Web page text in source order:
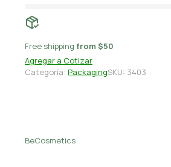
Free shipping from $50
Agregar a Cotizar
Categoría: PackagingSKU: 3403
BeCosmetics